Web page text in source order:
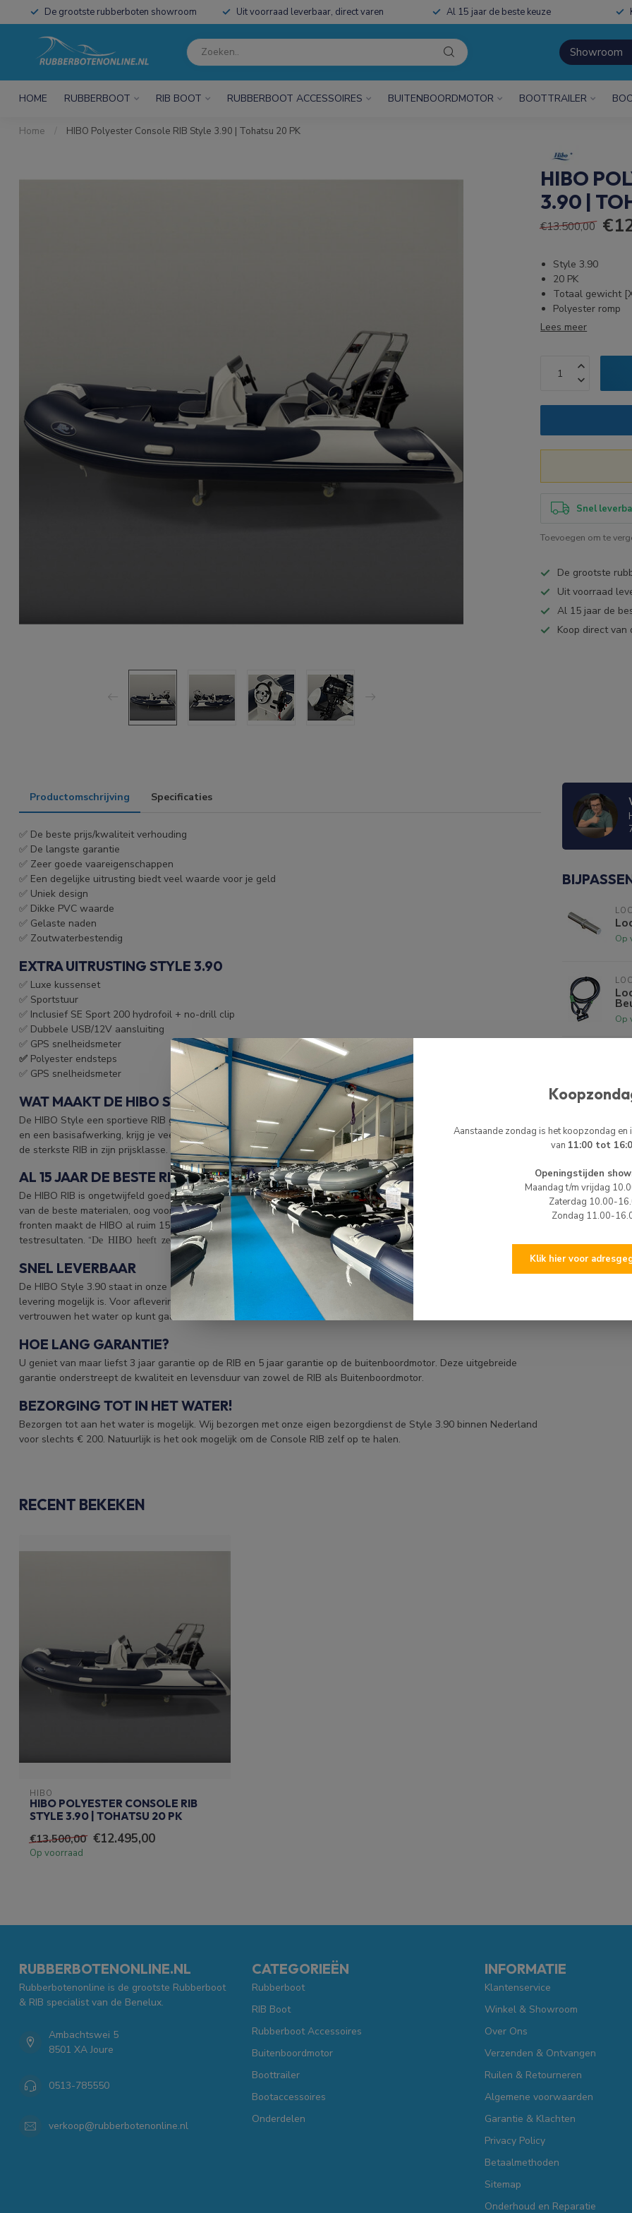
De grootste rubberboten showroom Uit voorraad leverbaar, direct varen Al 15 jaar de beste keuze
Showroom
HOME RUBBERBOOT RIB BOOT RUBBERBOOT ACCESSOIRES BUITENBOORDMOTOR BOOTTRAILER
Home / HIBO Polyester Console RIB Style 3.90 | Tohatsu 20 PK
HIBO
3.90 |
€13.500,00
Style 3.90
20 PK
Totaal gewicht
Polyester romp
Lees meer
Snel
Toevoegen om te
De grootste
Uit voorraad
Al 15 jaar de
Koop direct van
Productomschrijving Specificaties
✅ De beste prijs/kwaliteit verhouding
✅ De langste garantie
✅ Zeer goede vaareigenschappen
✅ Een degelijke uitrusting biedt veel waarde voor je geld
✅ Uniek design
✅ Dikke PVC waarde
✅ Gelaste naden
✅ Zoutwaterbestendig
EXTRA UITRUSTING STYLE 3.90
✅ Luxe kussenset
✅ Sportstuur
✅ Inclusief SE Sport 200 hydrofoil + no-drill clip
✅ Dubbele USB/12V aansluiting
✅ GPS snelheidsmeter
✅ Polyester endsteps
✅ GPS snelheidsmeter
WAT MAAKT DE HIBO STYLE RIB UNIEK?
De HIBO Style een sportieve RIB gemaakt van hoogwaardige materialen. In combinatie met een degelijke uitrusting
en een basisafwerking, krijg je veel waarde voor je geld!Het sterke 1.2 mm/2000 denier PVC materiaal maakt HIBO
de sterkste RIB in zijn prijsklasse. De RIB is afgewerkt met gelaste naden wat zorgt voor een langere levensduur.
AL 15 JAAR DE BESTE RIB
De HIBO RIB is ongetwijfeld goedkoopste RIB Rubberboot met de beste prijs/kwaliteit verhouding. Een combinatie
van de beste materialen, oog voor detail en een exclusief design maakt de HIBO een unieke RIB Uniek, op alle
fronten maakt de HIBO al ruim 15 jaar de beste koop. Dit is meerdere keren naar voren gekomen in verschillende
testresultaten. “De HIBO heeft zeer goede vaareigenschappen”.
SNEL LEVERBAAR
De HIBO Style 3.90 staat in onze showroom voor u klaar. Deze RIB is al volledig afgebouwd waardoor een snelle
levering mogelijk is. Voor aflevering wordt de RIB eerst gecontroleerd en getest. Hierdoor kunt u zorgeloos en met
vertrouwen het water op kunt gaan!
HOE LANG GARANTIE?
U geniet van maar liefst 3 jaar garantie op de RIB en 5 jaar garantie op de buitenboordmotor. Deze uitgebreide
garantie onderstreept de kwaliteit en levensduur van zowel de RIB als Buitenboordmotor.
BEZORGING TOT IN HET WATER!
Bezorgen tot aan het water is mogelijk. Wij bezorgen met onze eigen bezorgdienst de Style 3.90 binnen Nederland
voor slechts € 200. Natuurlijk is het ook mogelijk om de Console RIB zelf op te halen.
Op
Op
Op
RECENT BEKEKEN
HIBO
HIBO POLYESTER CONSOLE RIB
STYLE 3.90 | TOHATSU 20 PK
€13.500,00 €12.495,00
Op voorraad
RUBBERBOTENONLINE.NL
Rubberbotenonline is de grootste Rubberboot
& RIB specialist van de Benelux.
Ambachtswei 5
8501 XA Joure
0513-785550
verkoop@rubberbotenonline.nl
CATEGORIEËN
Rubberboot
RIB Boot
Rubberboot Accessoires
Buitenboordmotor
Boottrailer
Bootaccessoires
Onderdelen
INFORMATIE
Klantenservice
Winkel & Showroom
Over Ons
Verzenden & Ontvangen
Ruilen & Retourneren
Algemene voorwaarden
Garantie & Klachten
Privacy Policy
Betaalmethoden
Sitemap
Onderhoud en Reparatie
Aanstaande zondag is het koopzondag
van 11:00 tot
Openingstijden
Maandag t/m vrijdag
Zaterdag 10.00-
Zondag 11.00-
Klik hier voor